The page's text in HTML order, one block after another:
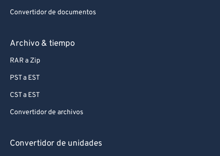
Convertidor de documentos
Archivo & tiempo
RAR a Zip
PST a EST
CST a EST
Convertidor de archivos
Convertidor de unidades